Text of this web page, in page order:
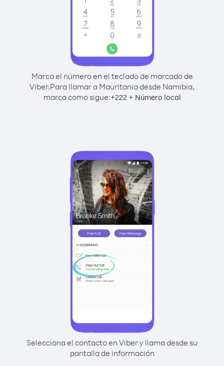
Marca el número en el teclado de marcado de
Viber.Para llamar a Mauritania desde Namibia,
marca como sigue:+222+ Número local
Selecciona el contacto en Viber y llama desde su
pantalla de información